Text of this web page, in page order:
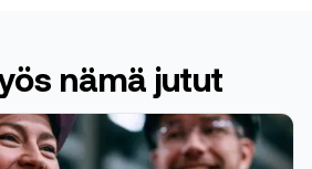
nämä jutut